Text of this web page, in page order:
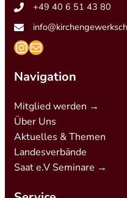
+49 40 6 51 43 80
https://
Navigation
Mitglied werden →
Über Uns
Aktuelles & Themen
Landesverbände
Saat e.V Seminare →